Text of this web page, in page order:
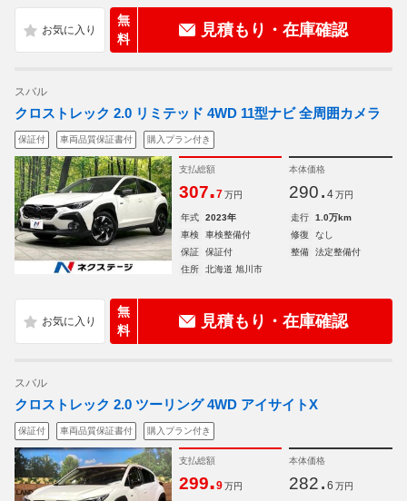
無
料
見積もり・在庫確認
スバル
クロストレック 2.0 リミテッド 4WD 11型ナビ 全周囲カメラ
保証付 車両品質保証書付 購入プラン付き
支払総額
307.7 万円
本体価格
290. 4 万円
年式 2023年 走行
1.0万km
車検
車検整備付 修復
なし
保証
保証付 整備
法定整備付
住所
北海道 旭川市
無
料
見積もり・在庫確認
スバル
クロストレック 2.0 ツーリング 4WD アイサイトX
保証付 車両品質保証書付 購入プラン付き
支払総額
299.9 万円
本体価格
282. 6 万円